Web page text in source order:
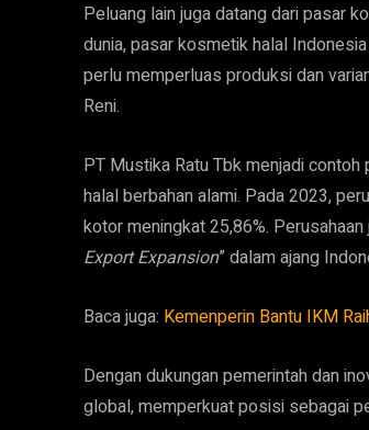
Peluang lain juga datang dari pasar
dunia, pasar kosmetik halal
perlu memperluas produksi dan
Reni.
PT Mustika Ratu Tbk menjadi
halal berbahan alami. Pada 2023,
kotor meningkat 25,86%.
Export Expansion” dalam ajang
Baca juga: Kemenperin Bantu IKM
Dengan dukungan pemerintah dan
global, memperkuat posisi sebagai